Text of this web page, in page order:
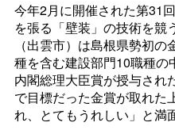
今年2月に開催された第31
を張る「壁装」の技術を競
（出雲市）は島根県勢初
種を含む建設部門10職種の
内閣総理大臣賞が授与され
で目標だった金賞が取れた
れ、とてもうれしい」と満